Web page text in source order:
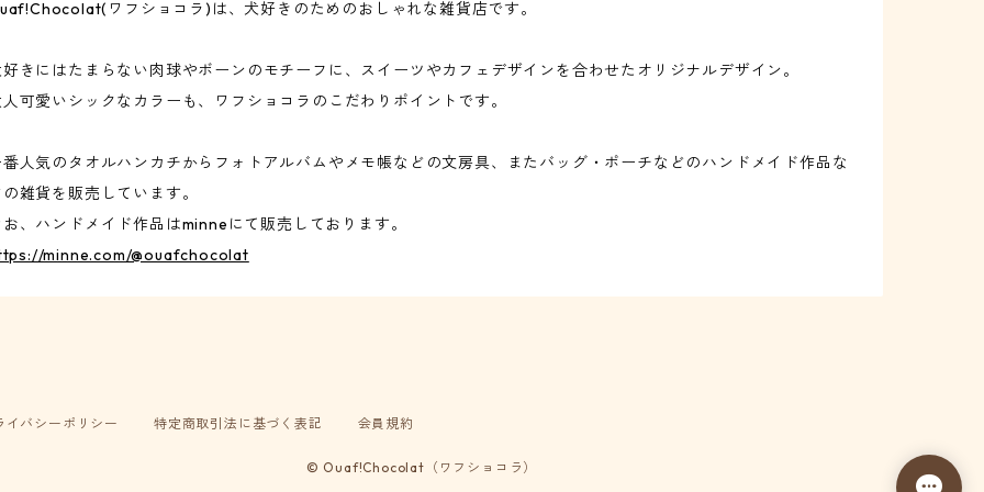
ワフショコラ)は、犬好きのためのおしゃれな雑貨店です。
きにはたまらない肉球やボーンのモチーフに、スイーツやカフェデザインを合わせたオリジナルデザイン。
可愛いシックなカラーも、ワフショコラのこだわりポイントです。
人気のタオルハンカチからフォトアルバムやメモ帳などの文房具、またバッグ・ポーチなどのハンドメイド作品な
雑貨を販売しています。
、ハンドメイド作品はminneにて販売しております。
minne.com/@ouafchocolat
イバシーポリシー 特定商取引法に基づく表記 会員規約
© Ouaf!Chocolat（ワフショコラ）